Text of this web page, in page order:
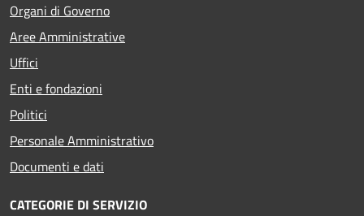
Organi di Governo
Aree Amministrative
Uffici
Enti e fondazioni
Politici
Personale Amministrativo
Documenti e dati
CATEGORIE DI SERVIZIO